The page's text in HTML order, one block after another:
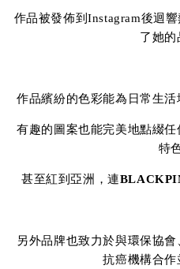
作品被發佈到Instagram後迴
了她的
作品繽紛的色彩能為日常生活
有趣的圖案也能完美地點綴
特
甚至紅到亞洲，連
另外品牌也致力於與環保協
抗癌機構合作